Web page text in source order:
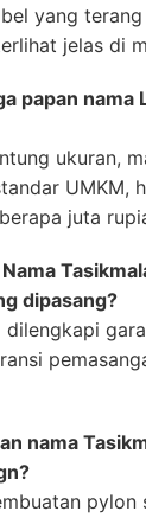
yang
jelas di
papan nama
ukuran,
UMKM,
juta
dipasang?
dilengkapi
nama
pylon